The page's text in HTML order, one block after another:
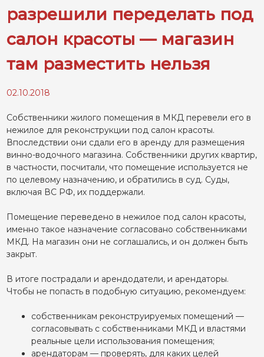
разрешили переделать под
салон красоты — магазин
там разместить нельзя
02.10.2018
Собственники жилого помещения в МКД перевели его в
нежилое для реконструкции под салон красоты.
Впоследствии они сдали его в аренду для размещения
винно-водочного магазина. Собственники других квартир,
в частности, посчитали, что помещение используется не
по целевому назначению, и обратились в суд. Суды,
включая ВС РФ, их поддержали.
Помещение переведено в нежилое под салон красоты,
именно такое назначение согласовано собственниками
МКД. На магазин они не соглашались, и он должен быть
закрыт.
В итоге пострадали и арендодатели, и арендаторы.
Чтобы не попасть в подобную ситуацию, рекомендуем:
собственникам реконструируемых помещений —
согласовывать с собственниками МКД и властями
реальные цели использования помещения;
арендаторам — проверять, для каких целей